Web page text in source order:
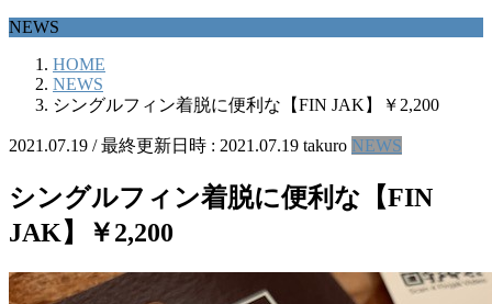
NEWS
HOME
NEWS
シングルフィン着脱に便利な【FIN JAK】￥2,200
2021.07.19 / 最終更新日時 : 2021.07.19 takuro NEWS
シングルフィン着脱に便利な【FIN
JAK】￥2,200